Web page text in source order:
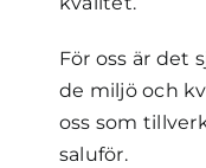
För oss är det
de miljö och
oss som
saluför.